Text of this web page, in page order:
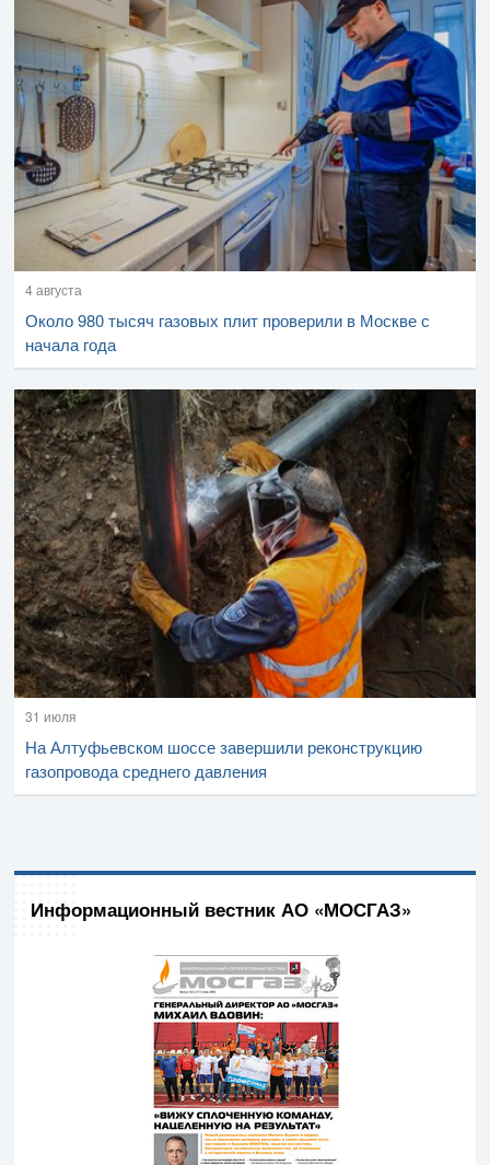
4 августа
Около 980 тысяч газовых плит проверили в Москве с
начала года
31 июля
На Алтуфьевском шоссе завершили реконструкцию
газопровода среднего давления
Информационный вестник АО «МОСГАЗ»